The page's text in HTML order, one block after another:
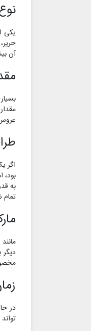
یکی
آن
عروس
اگر
به
تمام
در